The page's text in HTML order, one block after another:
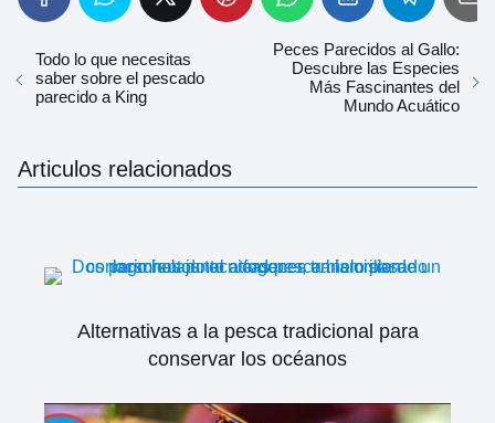
Todo lo que necesitas
saber sobre el pescado
parecido a King
Peces Parecidos al Gallo:
Descubre las Especies
Más Fascinantes del
Mundo Acuático
Articulos relacionados
Alternativas a la pesca tradicional para
conservar los océanos